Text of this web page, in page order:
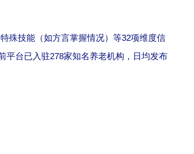
殊技能（如方言掌握情况）等32项维度信
平台已入驻278家知名养老机构，日均发布